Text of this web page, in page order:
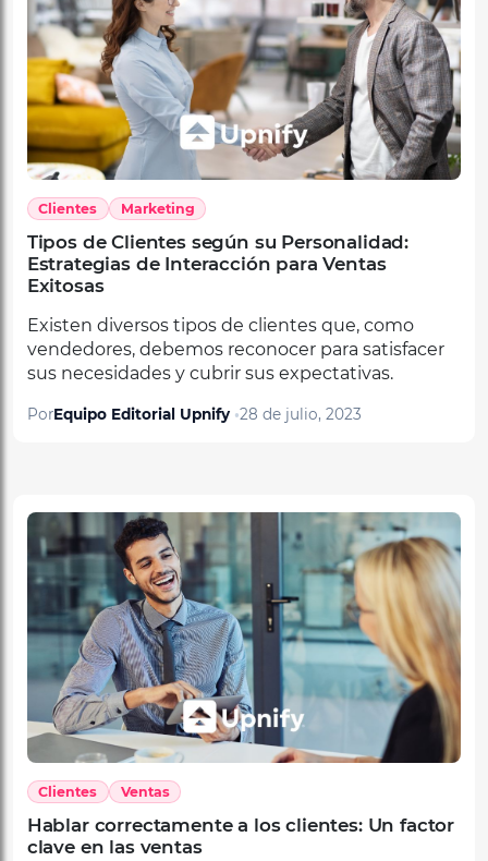
Clientes Marketing
Tipos de Clientes según su Personalidad:
Estrategias de Interacción para Ventas
Exitosas
Existen diversos tipos de clientes que, como
sus necesidades y cubrir sus expectativas.
PorEquipo Editorial Upnify 28 de julio, 2023
Clientes Ventas
Hablar correctamente a los clientes: Un factor
clave en las ventas
Una comunicación efectiva no solo transmite